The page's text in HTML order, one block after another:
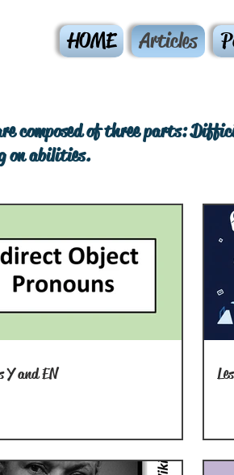
HOME Articles
composed of three parts:
on abilities.
Y and EN